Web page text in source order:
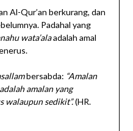
Al-Qur’an berkurang, dan
Padahal yang
wata’alaadalah amal
bersabda: “Amalan
amalan yang
walaupun sedikit”.(HR.